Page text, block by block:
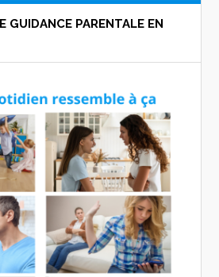
GUIDANCE PARENTALE EN